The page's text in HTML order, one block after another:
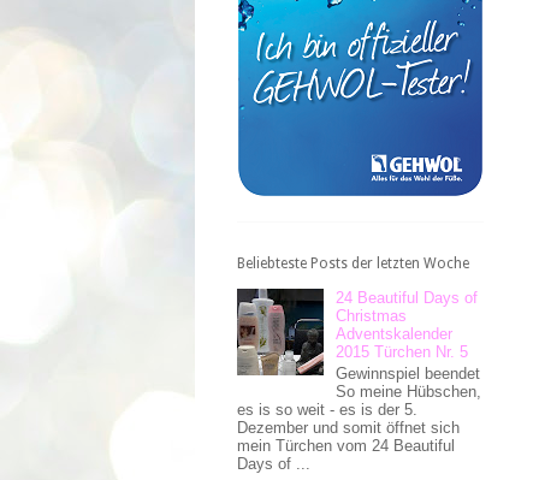
Beliebteste Posts der letzten Woche
24 Beautiful Days of
Christmas
Adventskalender
2015 Türchen Nr. 5
Gewinnspiel beendet
So meine Hübschen,
es is so weit - es is der 5.
Dezember und somit öffnet sich
mein Türchen vom 24 Beautiful
Days of ...